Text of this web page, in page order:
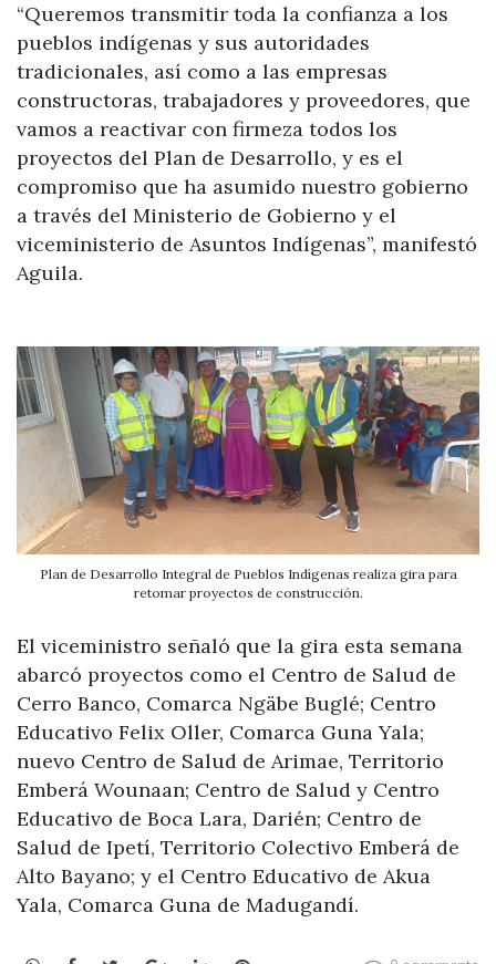
“Queremos transmitir toda la confianza a los
pueblos indígenas y sus autoridades
tradicionales, así como a las empresas
constructoras, trabajadores y proveedores, que
vamos a reactivar con firmeza todos los
proyectos del Plan de Desarrollo, y es el
compromiso que ha asumido nuestro gobierno
a través del Ministerio de Gobierno y el
viceministerio de Asuntos Indígenas”, manifestó
Aguila.
Plan de Desarrollo Integral de Pueblos Indígenas realiza gira para
retomar proyectos de construcción.
El viceministro señaló que la gira esta semana
abarcó proyectos como el Centro de Salud de
Cerro Banco, Comarca Ngäbe Buglé; Centro
Educativo Felix Oller, Comarca Guna Yala;
nuevo Centro de Salud de Arimae, Territorio
Emberá Wounaan; Centro de Salud y Centro
Educativo de Boca Lara, Darién; Centro de
Salud de Ipetí, Territorio Colectivo Emberá de
Alto Bayano; y el Centro Educativo de Akua
Yala, Comarca Guna de Madugandí.